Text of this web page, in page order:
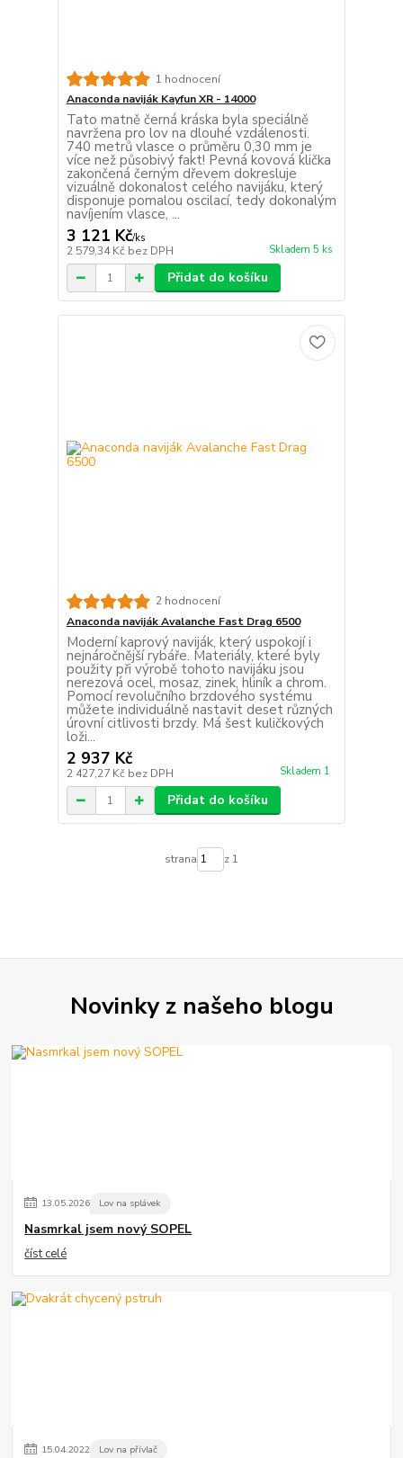
1 hodnocení
Anaconda naviják Kayfun XR - 14000
Tato matně černá kráska byla speciálně
navržena pro lov na dlouhé vzdálenosti.
740 metrů vlasce o průměru 0,30 mm je
více než působivý fakt! Pevná kovová klička
zakončená černým dřevem dokresluje
vizuálně dokonalost celého navijáku, který
disponuje pomalou oscilací, tedy dokonalým
navíjením vlasce, ...
3 121 Kč/ks
2 579,34 Kč bez DPH Skladem 5 ks
Přidat do košíku
2 hodnocení
Anaconda naviják Avalanche Fast Drag 6500
Moderní kaprový naviják, který uspokojí i
nejnáročnější rybáře. Materiály, které byly
použity při výrobě tohoto navijáku jsou
nerezová ocel, mosaz, zinek, hliník a chrom.
Pomocí revolučního brzdového systému
můžete individuálně nastavit deset různých
úrovní citlivosti brzdy. Má šest kuličkových
loži...
2 937 Kč
2 427,27 Kč bez DPH Skladem 1
Přidat do košíku
strana z 1
Novinky z našeho blogu
13.05.2026 Lov na splávek
Nasmrkal jsem nový SOPEL
číst celé
15.04.2022 Lov na přívlač